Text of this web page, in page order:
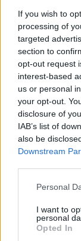
If you wish to
processing of
targeted
section to
opt-out request
interest-based
us or personal
your opt-out.
disclosure of
IAB’s list of
also be
Downstream
Please note
not limited to
grant or deny
use your data
Personal
I want to
personal
Opted In
interneten
annyian
átmenetileg
el az összes